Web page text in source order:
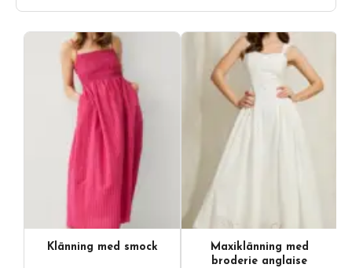
Klänning med smock
Maxiklänning med
broderie anglaise